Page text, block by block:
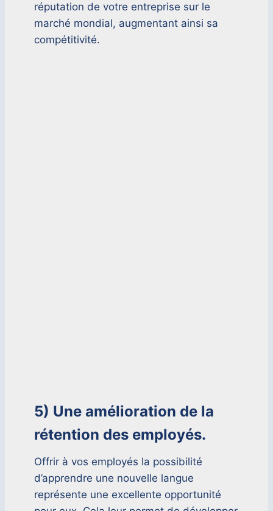
réputation de votre entreprise sur le
marché mondial, augmentant ainsi sa
compétitivité.
5) Une amélioration de la
rétention des employés.
Offrir à vos employés la possibilité
d’apprendre une nouvelle langue
représente une excellente opportunité